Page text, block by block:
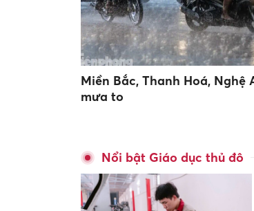
Miền Bắc, Thanh Hoá, Nghệ
mưa to
Nổi bật Giáo dục thủ đô